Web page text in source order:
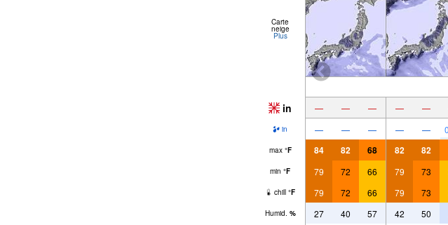
Carte
neige
Plus
in — — — — —
in — — — — —
max °F 84 82 68 82 82
min °F 79 72 66 79 73
chill °F 79 72 66 79 73
Humid. % 27 40 57 42 50